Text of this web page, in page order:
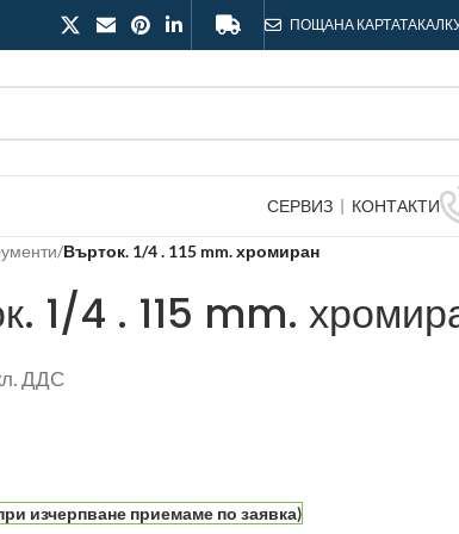
ПОЩАНА КАРТАТА
СЕРВИЗ | КОНТАКТИ
/Върток. 1/4 . 115 mm. хромиран
1/4 . 115 mm.
ДДС
изчерпване приемаме по заявка)